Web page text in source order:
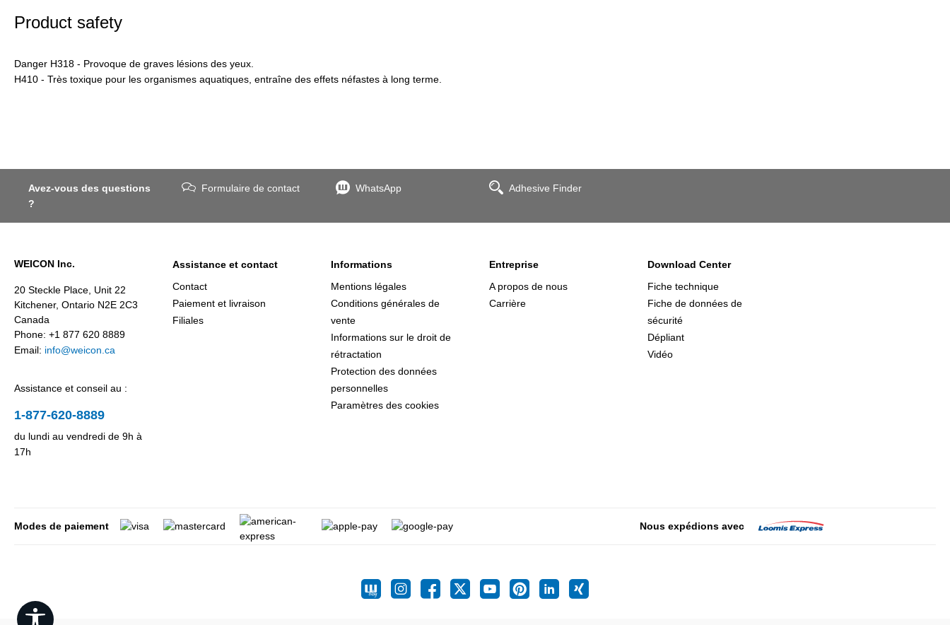
Product safety
Danger H318 - Provoque de graves lésions des yeux.
H410 - Très toxique pour les organismes aquatiques, entraîne des effets néfastes à long terme.
Avez-vous des questions
?
Formulaire de contact WhatsApp Adhesive Finder
WEICON Inc.
20 Steckle Place, Unit 22
Kitchener, Ontario N2E 2C3
Canada
Phone: +1 877 620 8889
Email: info@weicon.ca
Assistance et conseil au :
1-877-620-8889
du lundi au vendredi de 9h à
17h
Assistance et contact
Contact
Paiement et livraison
Filiales
Informations
Mentions légales
Conditions générales de
vente
Informations sur le droit de
rétractation
Protection des données
personnelles
Paramètres des cookies
Entreprise
A propos de nous
Carrière
Download Center
Fiche technique
Fiche de données de
sécurité
Dépliant
Vidéo
Modes de paiement Nous expédions avec
Show toolbar